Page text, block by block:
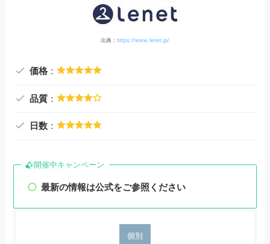
出典： https://www.lenet.jp/
価格：
品質：
日数：
開催中キャンペーン
最新の情報は公式をご参照ください
個別